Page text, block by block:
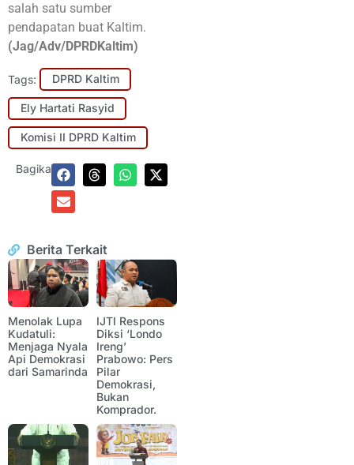
salah satu sumber
pendapatan buat Kaltim.
(Jag/Adv/DPRDKaltim)
Tags: DPRD Kaltim
Ely Hartati Rasyid
Komisi II DPRD Kaltim
Bagikan:
Berita Terkait
Menolak Lupa
Kudatuli:
Menjaga Nyala
Api Demokrasi
dari Samarinda
IJTI Respons
Diksi ‘Londo
Ireng’
Prabowo: Pers
Pilar
Demokrasi,
Bukan
Komprador.